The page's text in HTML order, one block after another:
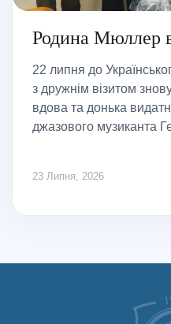
Родина Мюллер
22 липня до
з дружнім візитом
вдова та донька
джазового музиканта
23 Липня, 2026